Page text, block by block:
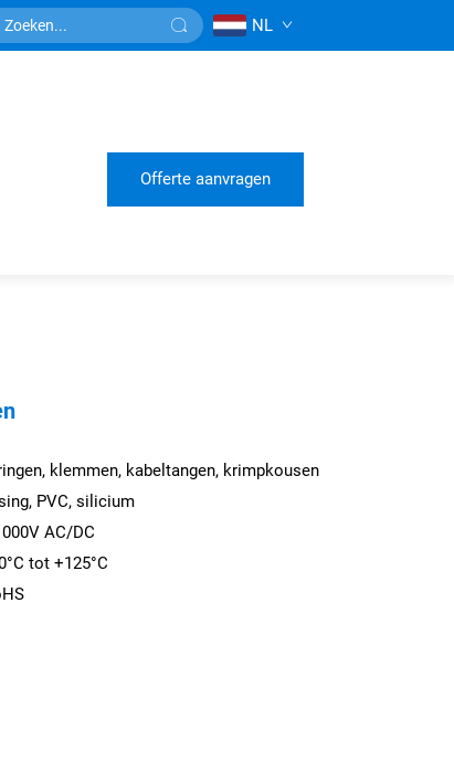
NL
Offerte aanvragen
klemmen, kabeltangen, krimpkousen
PVC, silicium
AC/DC
tot +125°C